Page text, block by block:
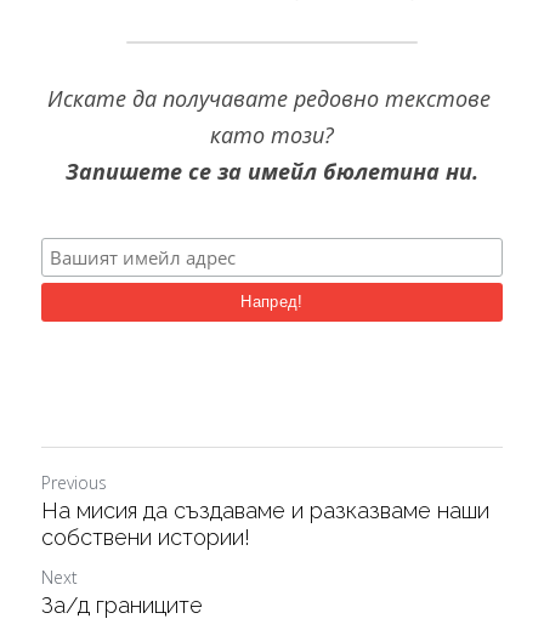
Искате да получавате редовно текстове
като този?
Запишете се за имейл бюлетина ни.
Previous
На мисия да създаваме и разказваме наши
собствени истории!
Next
За/д границите